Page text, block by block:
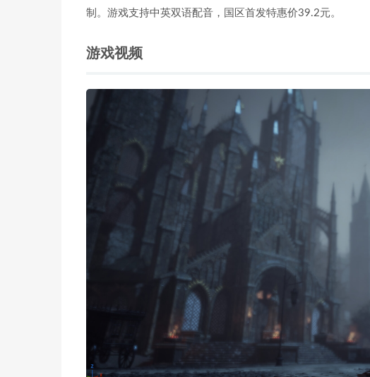
制。游戏支持中英双语配音，国区首发特惠价39.2元。
游戏视频